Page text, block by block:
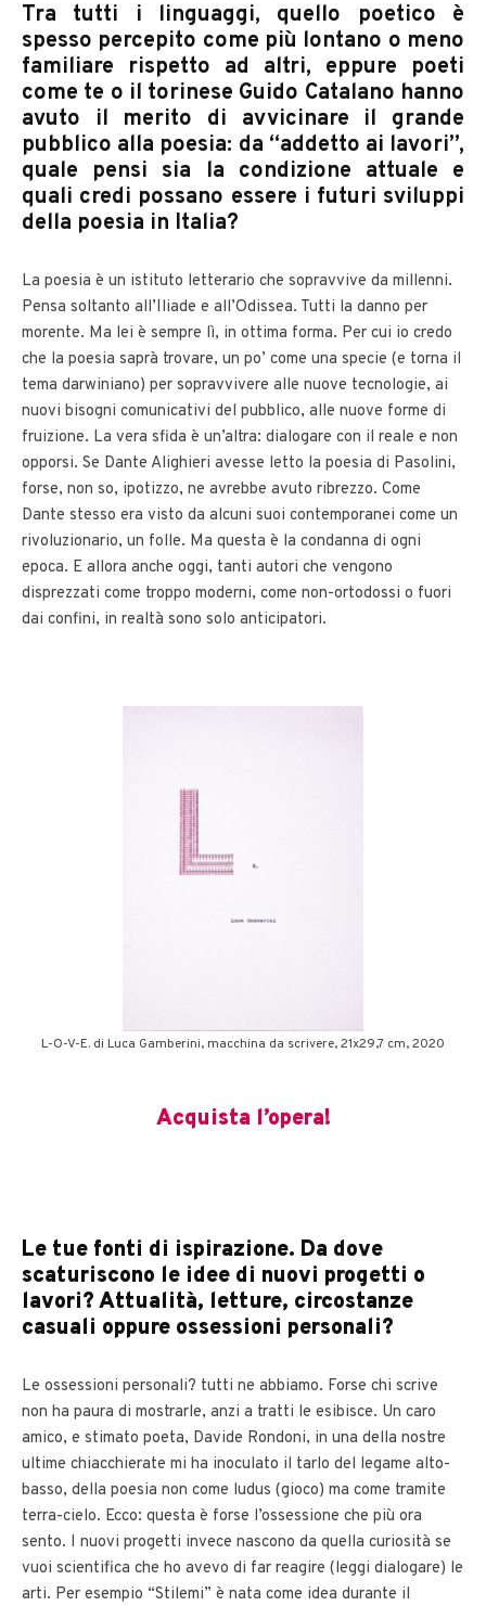
Tra tutti i linguaggi, quello poetico è
spesso percepito come più lontano o meno
familiare rispetto ad altri, eppure poeti
come te o il torinese Guido Catalano hanno
avuto il merito di avvicinare il grande
pubblico alla poesia: da “addetto ai lavori”,
quale pensi sia la condizione attuale e
quali credi possano essere i futuri sviluppi
della poesia in Italia?
La poesia è un istituto letterario che sopravvive da millenni.
Pensa soltanto all’Iliade e all’Odissea. Tutti la danno per
morente. Ma lei è sempre lì, in ottima forma. Per cui io credo
che la poesia saprà trovare, un po’ come una specie (e torna il
tema darwiniano) per sopravvivere alle nuove tecnologie, ai
nuovi bisogni comunicativi del pubblico, alle nuove forme di
fruizione. La vera sfida è un’altra: dialogare con il reale e non
opporsi. Se Dante Alighieri avesse letto la poesia di Pasolini,
forse, non so, ipotizzo, ne avrebbe avuto ribrezzo. Come
Dante stesso era visto da alcuni suoi contemporanei come un
rivoluzionario, un folle. Ma questa è la condanna di ogni
epoca. E allora anche oggi, tanti autori che vengono
disprezzati come troppo moderni, come non-ortodossi o fuori
dai confini, in realtà sono solo anticipatori.
L-O-V-E. di Luca Gamberini, macchina da scrivere, 21x29,7 cm, 2020
Acquista l’opera!
Le tue fonti di ispirazione. Da dove
scaturiscono le idee di nuovi progetti o
lavori? Attualità, letture, circostanze
casuali oppure ossessioni personali?
Le ossessioni personali? tutti ne abbiamo. Forse chi scrive
non ha paura di mostrarle, anzi a tratti le esibisce. Un caro
amico, e stimato poeta, Davide Rondoni, in una della nostre
ultime chiacchierate mi ha inoculato il tarlo del legame alto-
basso, della poesia non come ludus (gioco) ma come tramite
terra-cielo. Ecco: questa è forse l’ossessione che più ora
sento. I nuovi progetti invece nascono da quella curiosità se
vuoi scientifica che ho avevo di far reagire (leggi dialogare) le
arti. Per esempio “Stilemi” è nata come idea durante il